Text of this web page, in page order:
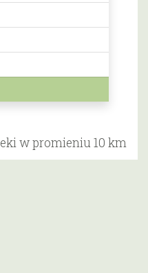
w promieniu 10 km